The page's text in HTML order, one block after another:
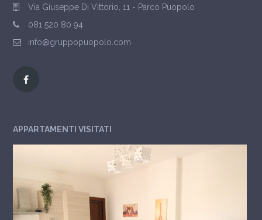
Via Giuseppe Di Vittorio, 11 - Parco Puopolo
081 520 80 94
info@gruppopuopolo.com
APPARTAMENTI VISITATI